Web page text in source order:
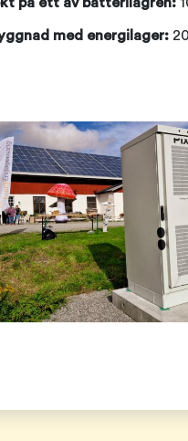
med energilager: